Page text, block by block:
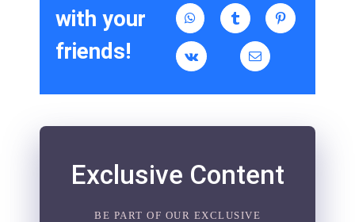
with your
friends!
Exclusive Content
BE PART OF OUR EXCLUSIVE